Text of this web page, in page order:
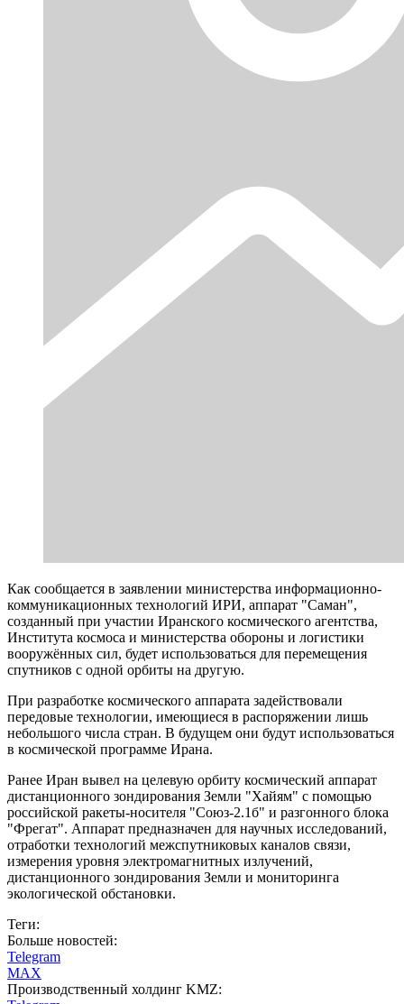
Как сообщается в заявлении министерства информационно-
коммуникационных технологий ИРИ, аппарат "Саман",
созданный при участии Иранского космического агентства,
Института космоса и министерства обороны и логистики
вооружённых сил, будет использоваться для перемещения
спутников с одной орбиты на другую.
При разработке космического аппарата задействовали
передовые технологии, имеющиеся в распоряжении лишь
небольшого числа стран. В будущем они будут использоваться
в космической программе Ирана.
Ранее Иран вывел на целевую орбиту космический аппарат
дистанционного зондирования Земли "Хайям" с помощью
российской ракеты-носителя "Союз-2.1б" и разгонного блока
"Фрегат". Аппарат предназначен для научных исследований,
отработки технологий межспутниковых каналов связи,
измерения уровня электромагнитных излучений,
дистанционного зондирования Земли и мониторинга
экологической обстановки.
Теги:
Больше новостей:
Telegram
MAX
Производственный холдинг KMZ: